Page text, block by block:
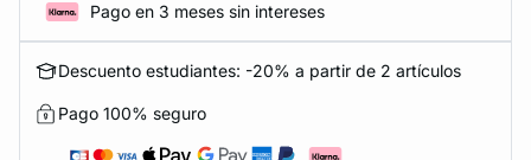
Pago en 3 meses sin intereses
Descuento estudiantes: -20% a partir de 2 artículos
Pago 100% seguro